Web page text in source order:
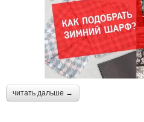
читать дальше →